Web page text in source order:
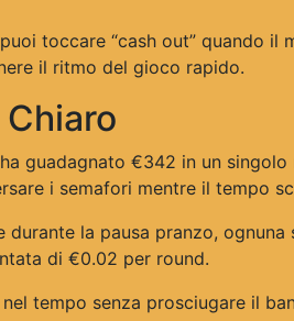
toccare “cash out” quando il
il ritmo del gioco rapido.
guadagnato €342 in un
i semafori mentre il tempo
la pausa pranzo,
di €0.02 per round.
tempo senza prosciugare il